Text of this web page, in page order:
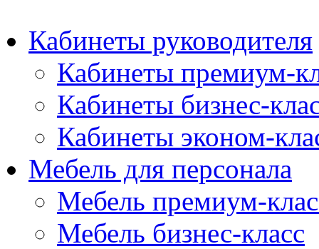
Кабинеты руководителя
Кабинеты премиум-
Кабинеты бизнес-
Кабинеты эконом-
Мебель для персонала
Мебель премиум-
Мебель бизнес-класс